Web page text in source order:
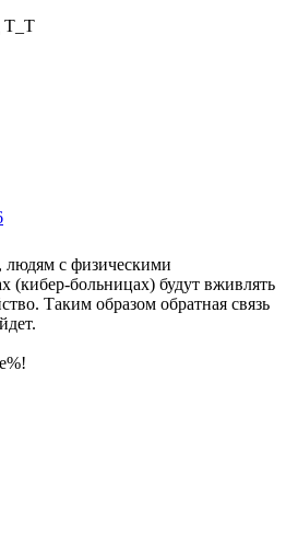
Т_Т
людям с физическими
(кибер-больницах) будут вживлять
Таким образом обратная связь